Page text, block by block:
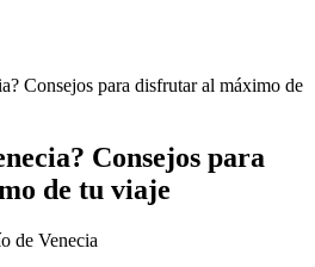
Consejos para disfrutar al máximo de
Consejos para
de tu viaje